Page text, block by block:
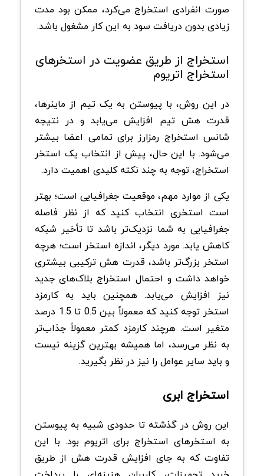
صورت انفرادی استخراج می‌کرد، ممکن بود مدت
زیادی بدون دریافت سود به این کار مشغول باشد.
استخراج از طریق عضویت در استخرهای
استخراج اتریوم
در این روش، با پیوستن به یک تیم از ماینرها،
قدرت هش تیم افزایش می‌یابد و در نتیجه
شانس استخراج رمزارز برای تمامی اعضا بیشتر
می‌شود. با این حال، پیش از انتخاب یک استخر
استخراج، توجه به چند نکته کلیدی اهمیت دارد.
یکی از موارد مهم، موقعیت جغرافیایی است؛ بهتر
است استخری انتخاب کنید که از نظر فاصله
جغرافیایی به شما نزدیک‌تر باشد تا تأخیر شبکه
کاهش یابد. مورد دیگر، اندازه استخر است؛ هرچه
استخر بزرگ‌تر باشد، قدرت هش ترکیبی بیشتری
خواهد داشت و احتمال استخراج بلاک‌های جدید
نیز افزایش می‌یابد. همچنین باید به کارمزد
استخر توجه کنید که معمولاً بین 0.5 تا 1.5 درصد
متغیر است. هرچند کارمزد کمتر معمولاً جذاب‌تر
به نظر می‌رسد، اما همیشه بهترین گزینه نیست
و باید سایر عوامل را نیز در نظر بگیرید.
استخراج ابری
این روش در گذشته تا حدودی شبیه به پیوستن
به استخرهای استخراج برای اتریوم بود. با این
تفاوت که به جای افزایش قدرت هش از طریق